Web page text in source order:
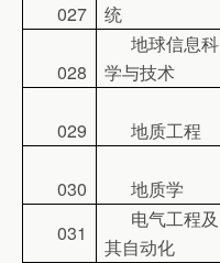
027
统
028
地球信息科
学与技术
029 地质工程
030 地质学
031
电气工程及
其自动化